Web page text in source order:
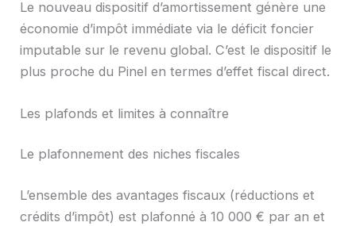
Le nouveau dispositif d’amortissement génère une
économie d’impôt immédiate via le déficit foncier
imputable sur le revenu global. C’est le dispositif le
plus proche du Pinel en termes d’effet fiscal direct.
Les plafonds et limites à connaître
Le plafonnement des niches fiscales
L’ensemble des avantages fiscaux (réductions et
crédits d’impôt) est plafonné à 10 000 € par an et